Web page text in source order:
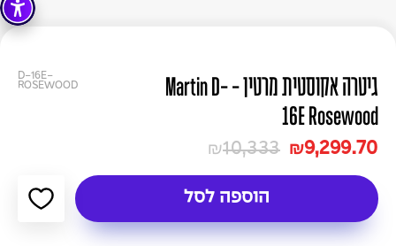
D-16E-
ROSEWOOD
גיטרה אקוסטית מרטין - Martin D-
16E Rosewood
₪10,333 ₪9,299.70
הוספה לסל